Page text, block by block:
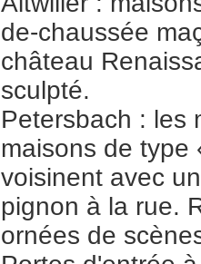
de-chaussée
château
sculpté.
Petersbach : les
maisons de type
voisinent avec
pignon à la rue.
ornées de